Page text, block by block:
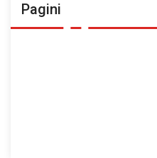
Pagini